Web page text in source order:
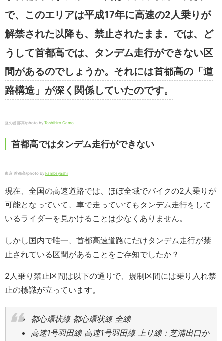
で、このエリアは平成17年に高速の2人乗りが
解禁された以降も、禁止されたまま。では、ど
うして首都高では、タンデム走行ができない区
間があるのでしょうか。それには首都高の「道
路構造」が深く関係していたのです。
昼の首都高/photo by Toshihiro Gamo
首都高ではタンデム走行ができない
東京 首都高/photo by kambayashi
現在、全国の高速道路では、ほぼ全域でバイクの2人乗りが
可能となっていて、車で走っていてもタンデム走行をして
いるライダーを見かけることは少なくありません。
しかし国内で唯一、首都高速道路にだけタンデム走行が禁
止されている区間があることをご存知でしたか？
2人乗り禁止区間は以下の通りで、規制区間には乗り入れ禁
止の標識が立っています。
都心環状線 都心環状線 全線
高速1号羽田線 高速1号羽田線 上り線：芝浦出口か